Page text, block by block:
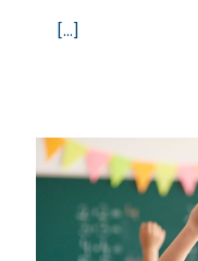
[…]